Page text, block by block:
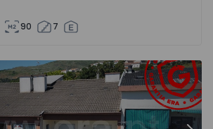
90 7
Covilhã e Canhoso - 1497806 -